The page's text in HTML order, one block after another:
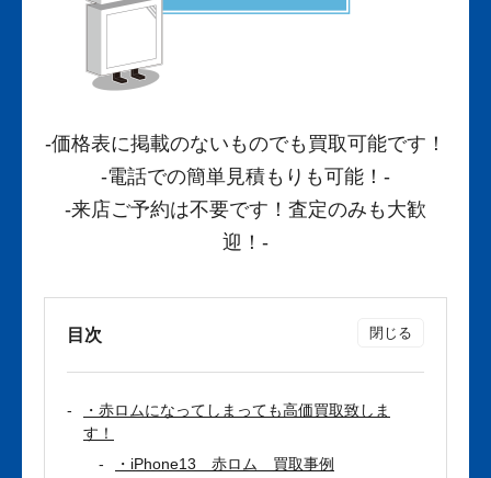
-価格表に掲載のないものでも買取可能です！
-電話での簡単見積もりも可能！-
-来店ご予約は不要です！査定のみも大歓
迎！-
目次
・赤ロムになってしまっても高価買取致しま
す！
・iPhone13 赤ロム 買取事例